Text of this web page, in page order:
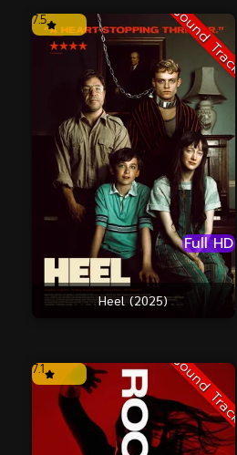
Sound Track
Full HD
7.5
Heel (2025)
Sound Track
7.1